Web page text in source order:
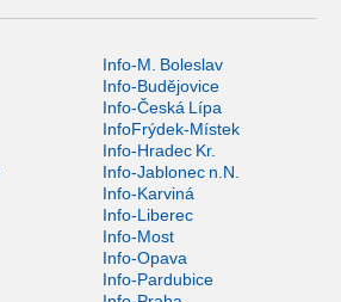
Info-M. Boleslav
Info-Budějovice
Info-Česká Lípa
InfoFrýdek-Místek
Info-Hradec Kr.
Info-Jablonec n.N.
Info-Karviná
Info-Liberec
Info-Most
Info-Opava
Info-Pardubice